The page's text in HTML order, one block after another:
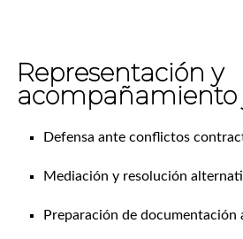
Representación y
acompañamiento
Defensa ante conflictos
Mediación y resolución
Preparación de documentación